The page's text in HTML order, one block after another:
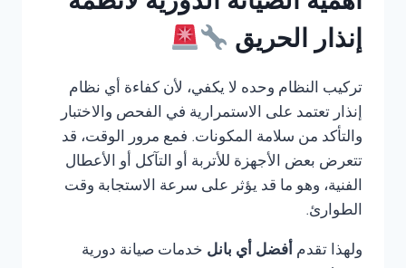
أهمية الصيانة الدورية لأنظمة
إنذار الحريق
تركيب النظام وحده لا يكفي، لأن كفاءة أي نظام
إنذار تعتمد على الاستمرارية في الفحص والاختبار
والتأكد من سلامة المكونات. فمع مرور الوقت، قد
تتعرض بعض الأجهزة للأتربة أو التآكل أو الأعطال
الفنية، وهو ما قد يؤثر على سرعة الاستجابة وقت
الطوارئ.
ولهذا تقدم أفضل أي بانل خدمات صيانة دورية